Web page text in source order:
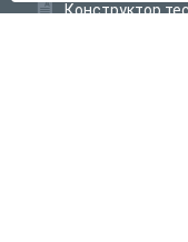
Конструктор